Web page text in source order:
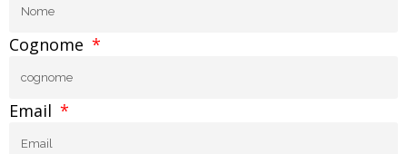
Cognome
Email